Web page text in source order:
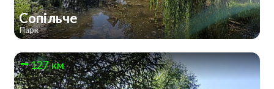
Сопільче
Парк
127 км